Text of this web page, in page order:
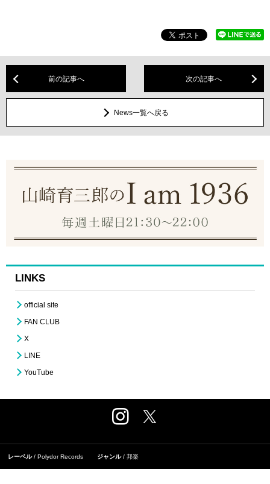
前の記事へ 次の記事へ
News一覧へ戻る
LINKS
official site
FAN CLUB
X
LINE
YouTube
レーベル Polydor Records ジャンル 邦楽